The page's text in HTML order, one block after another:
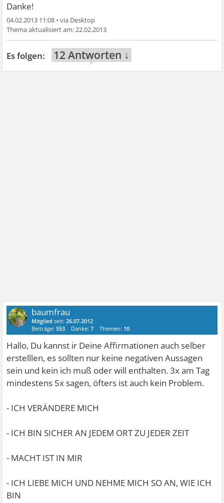
Danke!
04.02.2013 11:08 •
22.02.2013
12 Antworten ↓
baumfrau
Mitglied seit:26.07.2012
Beiträge:553 Danke:7 Themen: 10
Hallo, Du kannst ir Deine Affirmationen auch selber
erstelllen, es sollten nur keine negativen Aussagen
sein und kein ich muß oder will enthalten. 3x am Tag
mindestens 5x sagen, öfters ist auch kein Problem.
- ICH VERÄNDERE MICH
- ICH BIN SICHER AN JEDEM ORT ZU JEDER ZEIT
- MACHT IST IN MIR
- ICH LIEBE MICH UND NEHME MICH SO AN, WIE ICH
BIN